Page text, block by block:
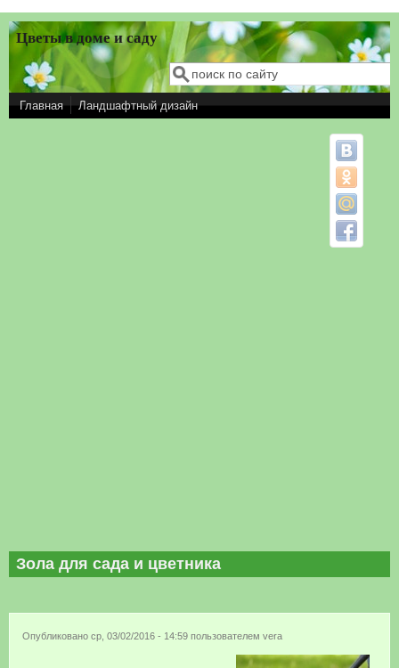
Перейти к основному содержанию
Цветы в доме и саду
Форма поиска
Поиск
Главная Ландшафтный дизайн
Зола для сада и цветника
Опубликовано ср, 03/02/2016 - 14:59 пользователем vera